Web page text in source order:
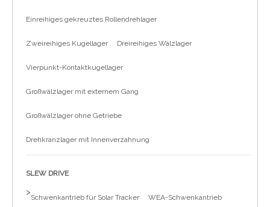
العربية
Einreihiges gekreuztes Rollendrehlager
Zweireihiges Kugellager Dreireihiges Wälzlager
Vierpunkt-Kontaktkugellager
Großwälzlager mit externem Gang
Großwälzlager ohne Getriebe
Drehkranzlager mit Innenverzahnung
SLEW DRIVE
>
Schwenkantrieb für Solar Tracker WEA-Schwenkantrieb